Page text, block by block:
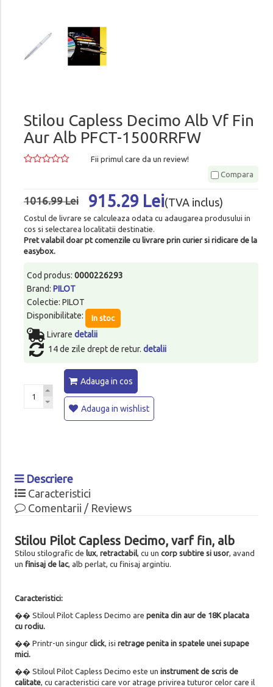
Stilou Capless Decimo Alb Vf Fin
Aur Alb PFCT-1500RRFW
Fii primul care da un review!
Compara
1016.99 Lei 915.29 Lei(TVA inclus)
Costul de livrare se calculeaza odata cu adaugarea produsului in
cos si selectarea localitatii destinatie.
Pret valabil doar pt comenzile cu livrare prin curier si ridicare de la
easybox.
Cod produs: 0000226293
Brand: PILOT
Colectie: PILOT
Disponibilitate:
In stoc
Livrare detalii
14 de zile drept de retur. detalii
Adauga in cos
Adauga in wishlist
Descriere
Caracteristici
Comentarii / Reviews
Stilou Pilot Capless Decimo, varf fin, alb
Stilou stilografic de lux, retractabil , cu un corp subtire si usor, avand
un finisaj de lac, alb perlat, cu finisaj argintiu.
Caracteristici:
�� Stiloul Pilot Capless Decimo are penita din aur de 18K placata
cu rodiu.
�� Printr-un singur click, isi retrage penita in spatele unei supape
mici.
�� Stiloul Pilot Capless Decimo este un instrument de scris de
calitate, cu caracteristici care vor atrage privirea tuturor celor care il